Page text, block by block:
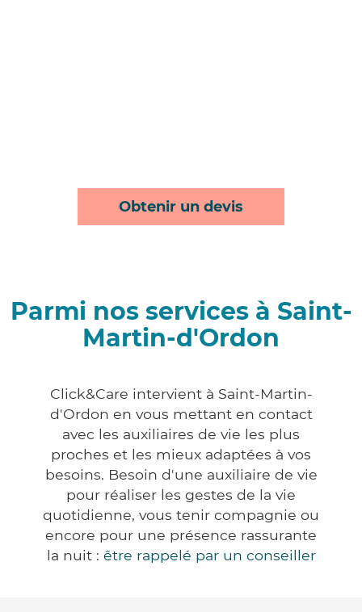
Obtenir un devis
Parmi nos services à Saint-
Martin-d'Ordon
Click&Care intervient à Saint-Martin-
d'Ordon en vous mettant en contact
avec les auxiliaires de vie les plus
proches et les mieux adaptées à vos
besoins. Besoin d'une auxiliaire de vie
pour réaliser les gestes de la vie
quotidienne, vous tenir compagnie ou
encore pour une présence rassurante
la nuit : être rappelé par un conseiller